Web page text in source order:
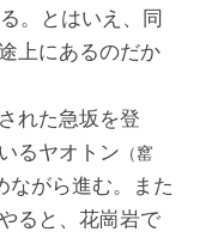
。とはいえ、同
上にあるのだか
れた急坂を登
るヤオトン （窰
ながら進む。また
ると、花崗岩で